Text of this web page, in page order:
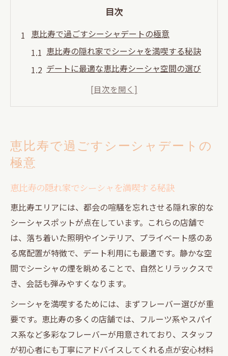
目次
恵比寿で過ごすシーシャデートの極意
恵比寿の隠れ家でシーシャを満喫する秘訣
デートに最適な恵比寿シーシャ空間の選び
る方法
は
代官山で楽しむ隠れ家的シーシャの魅力
デートに映える代官山のシーシャスポット
選び
シーシャが叶える代官山の非日常な空間づ
くり
落ち着いた代官山で味わうシーシャ体験の
すすめ
代官山のシーシャで心地よいデート時間を
演出
恵比寿で過ごすシーシャデートの
極意
恵比寿の隠れ家でシーシャを満喫する秘訣
恵比寿エリアには、都会の喧騒を忘れさせる隠れ家的な
シーシャスポットが点在しています。これらの店舗で
は、落ち着いた照明やインテリア、プライベート感のあ
る席配置が特徴で、デート利用にも最適です。静かな空
間でシーシャの煙を眺めることで、自然とリラックスで
き、会話も弾みやすくなります。
シーシャを満喫するためには、まずフレーバー選びが重
要です。恵比寿の多くの店舗では、フルーツ系やスパイ
ス系など多彩なフレーバーが用意されており、スタッフ
が初心者にも丁寧にアドバイスしてくれる点が安心材料